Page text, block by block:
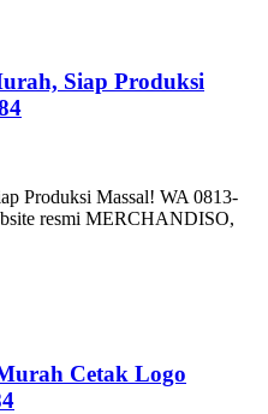
Siap Produksi
Produksi Massal! WA 0813-
resmi MERCHANDISO,
Cetak Logo